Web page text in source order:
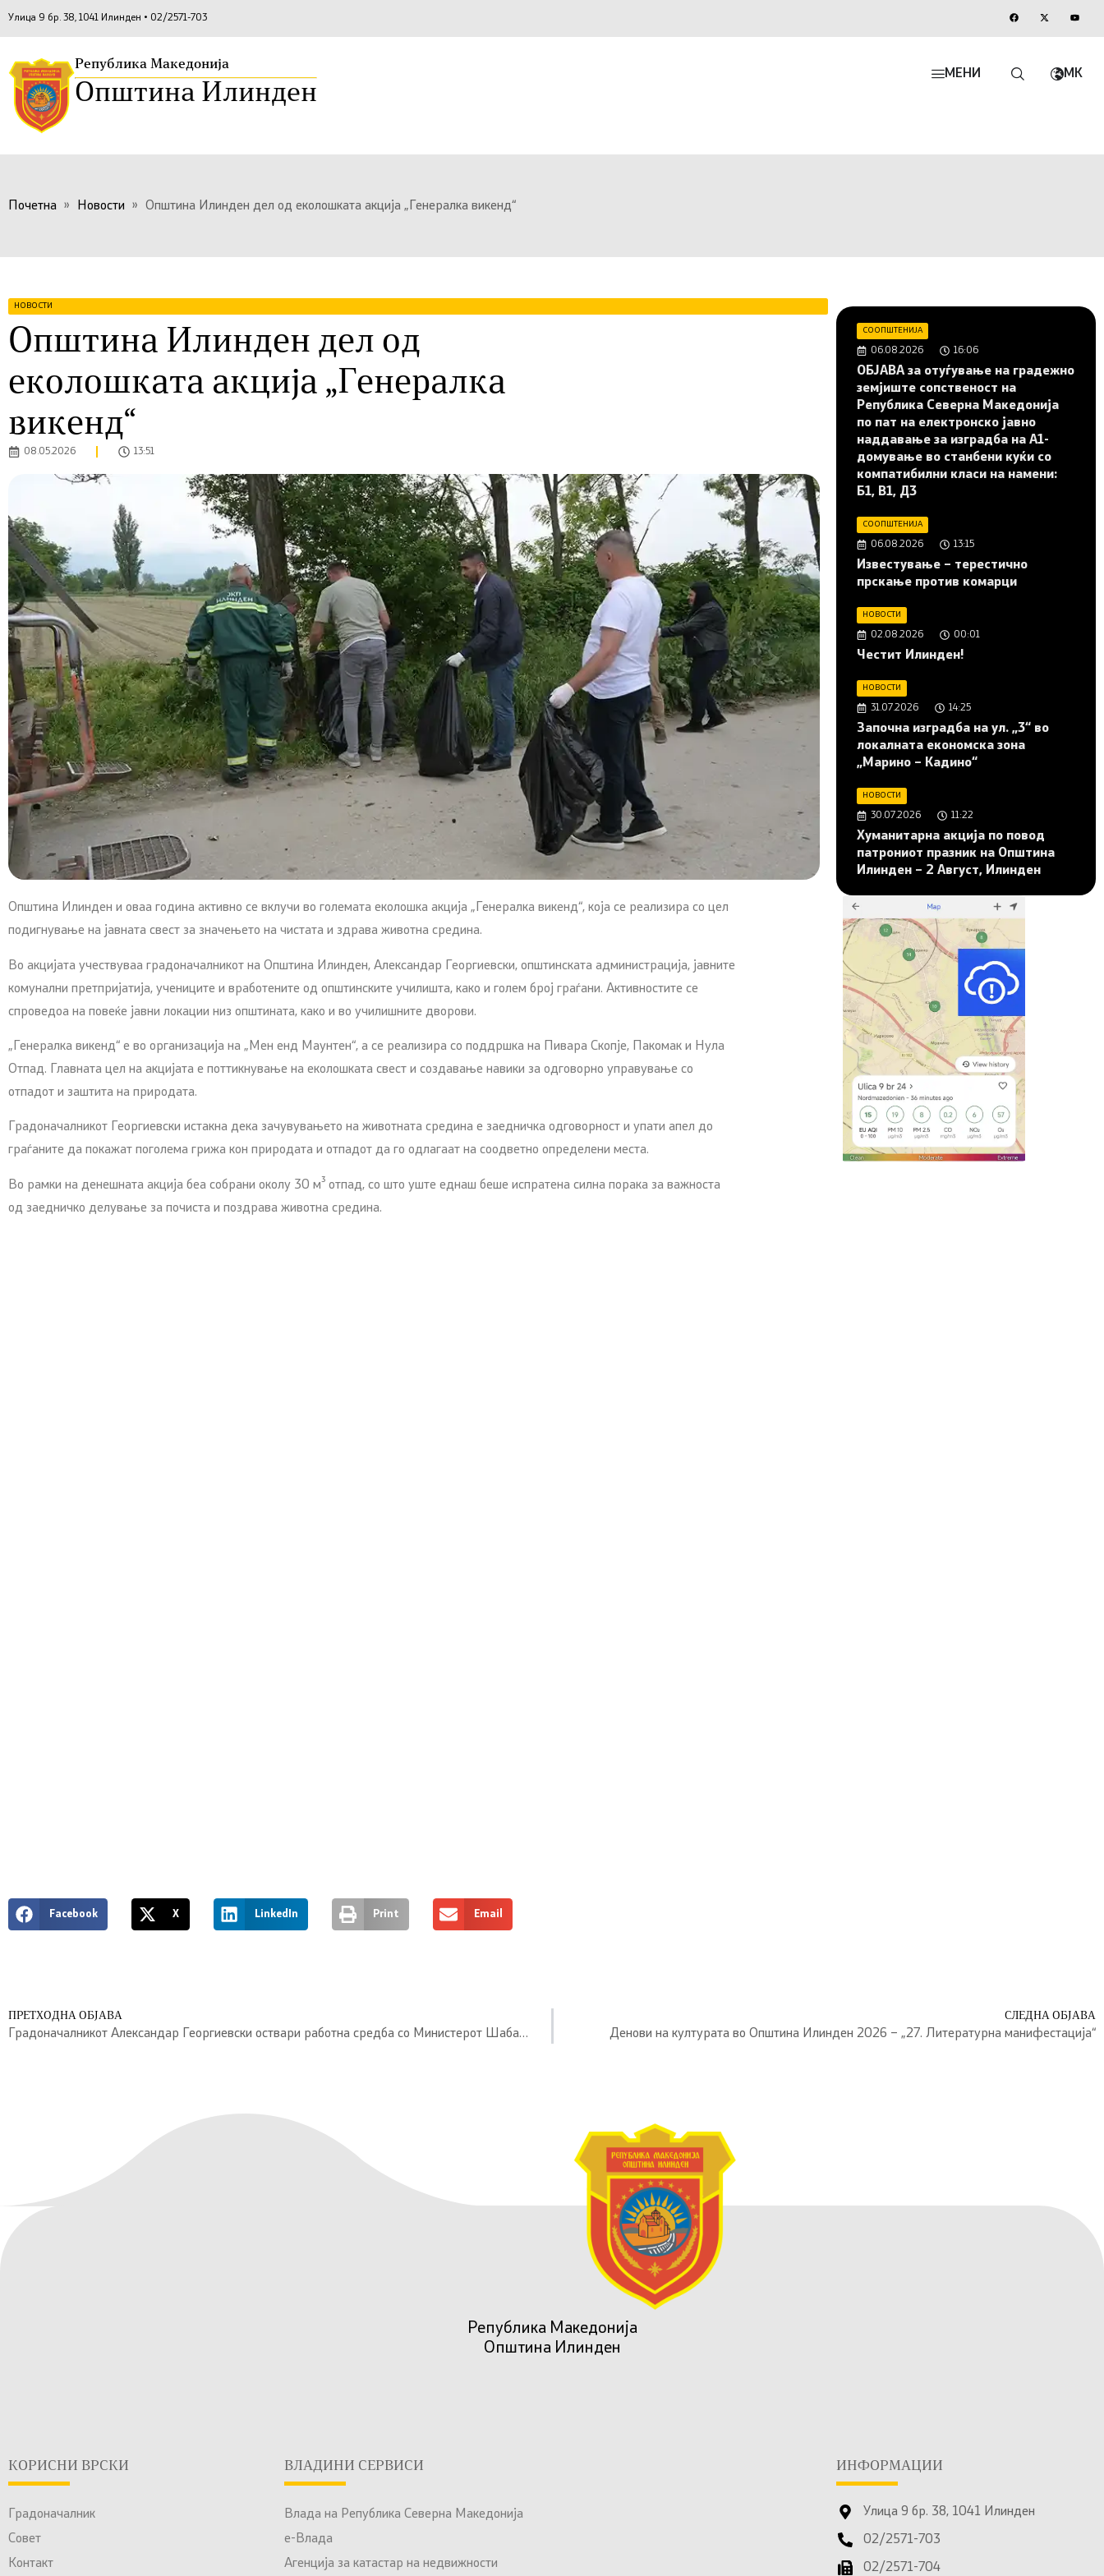
Улица 9 бр. 38, 1041 Илинден • 02/2571-703
Република Македонија
Општина Илинден
МЕНИ MK
Почетна » Новости » Општина Илинден дел од еколошката акција „Генералка викенд“
НОВОСТИ
Општина Илинден дел од
еколошката акција „Генералка
викенд“
08.05.2026 13:51
Општина Илинден и оваа година активно се вклучи во големата еколошка акција „Генералка викенд“, која се реализира со цел
подигнување на јавната свест за значењето на чистата и здрава животна средина.
Во акцијата учествуваа градоначалникот на Општина Илинден, Александар Георгиевски, општинската администрација, јавните
комунални претпријатија, учениците и вработените од општинските училишта, како и голем број граѓани. Активностите се
спроведоа на повеќе јавни локации низ општината, како и во училишните дворови.
„Генералка викенд“ е во организација на „Мен енд Маунтен“, а се реализира со поддршка на Пивара Скопје, Пакомак и Нула
Отпад. Главната цел на акцијата е поттикнување на еколошката свест и создавање навики за одговорно управување со
отпадот и заштита на природата.
Градоначалникот Георгиевски истакна дека зачувувањето на животната средина е заедничка одговорност и упати апел до
граѓаните да покажат поголема грижа кон природата и отпадот да го одлагаат на соодветно определени места.
Во рамки на денешната акција беа собрани околу 30 м³ отпад, со што уште еднаш беше испратена силна порака за важноста
од заедничко делување за почиста и поздрава животна средина.
Facebook X LinkedIn Print Email
СООПШТЕНИЈА
06.08.2026 16:06
ОБЈАВА за отуѓување на градежно
земјиште сопственост на
Република Северна Македонија
по пат на електронско јавно
наддавање за изградба на A1-
домување во станбени куќи со
компатибилни класи на намени:
Б1, В1, Д3
СООПШТЕНИЈА
06.08.2026 13:15
Известување – терестично
прскање против комарци
НОВОСТИ
02.08.2026 00:01
Честит Илинден!
НОВОСТИ
31.07.2026 14:25
Започна изградба на ул. „3“ во
локалната економска зона
„Марино – Кадино“
НОВОСТИ
30.07.2026 11:22
Хуманитарна акција по повод
патрониот празник на Општина
Илинден – 2 Август, Илинден
ПРЕТХОДНА ОБЈАВА
Градоначалникот Александар Георгиевски оствари работна средба со Министерот Шабан Салиу
СЛЕДНА ОБЈАВА
Денови на културата во Општина Илинден 2026 – „27. Литературна манифестација“
Република Македонија
Општина Илинден
КОРИСНИ ВРСКИ
Градоначалник
Совет
Контакт
ВЛАДИНИ СЕРВИСИ
Влада на Република Северна Македонија
е-Влада
Агенција за катастар на недвижности
ИНФОРМАЦИИ
Улица 9 бр. 38, 1041 Илинден
02/2571-703
02/2571-704